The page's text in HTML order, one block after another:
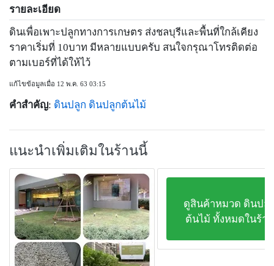
รายละเอียด
ดินเพื่อเพาะปลูกทางการเกษตร ส่งชลบุรีและพื้นที่ใกล้เคียง
ราคาเริ่มที่ 10บาท มีหลายแบบครับ สนใจกรุณาโทรติดต่อ
ตามเบอร์ที่ได้ให้ไว้
แก้ไขข้อมูลเมื่อ 12 พ.ค. 63 03:15
คำสำคัญ: ดินปลูก ดินปลูกต้นไม้
แนะนำเพิ่มเติมในร้านนี้
ดูสินค้าหมวด ดินปลู
ต้นไม้ ทั้งหมดในร้าน